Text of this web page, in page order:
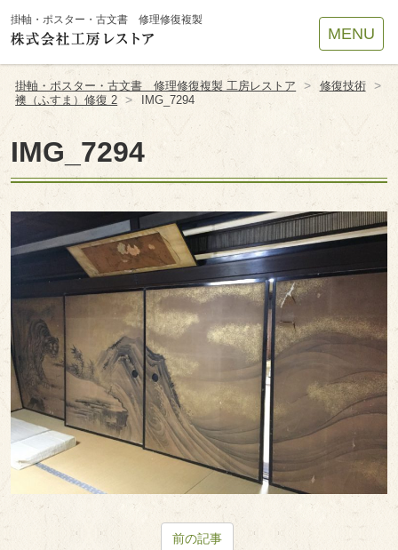
掛軸・ポスター・古文書 修理修復複製
MENU
掛軸・ポスター・古文書 修理修復複製 工房レストア > 修復技術 >
襖（ふすま）修復 2 > IMG_7294
IMG_7294
前の記事
Site
Footer